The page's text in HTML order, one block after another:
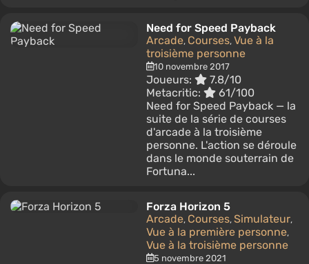
Need for Speed Payback
Arcade, Courses, Vue à la
troisième personne
10 novembre 2017
Joueurs:
7.8/10
Metacritic:
61/100
Need for Speed Payback — la
suite de la série de courses
d'arcade à la troisième
personne. L'action se déroule
dans le monde souterrain de
Fortuna...
Forza Horizon 5
Arcade, Courses, Simulateur,
Vue à la première personne,
Vue à la troisième personne
5 novembre 2021